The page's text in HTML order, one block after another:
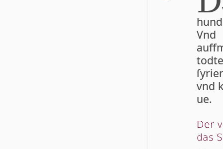
vnd
ue.
Der
das